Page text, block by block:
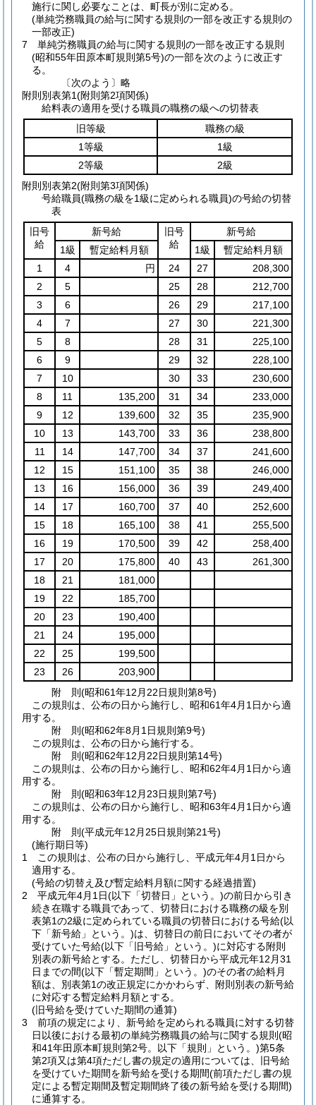
施行に関し必要なことは、町長が別に定める。
(単純労務職員の給与に関する規則の一部を改正する規則の
一部改正)
7
単純労務職員の給与に関する規則の一部を改正する規則
(昭和55年田原本町規則第5号)の一部を次のように改正す
る。
〔次のよう〕略
附則別表第1(附則第2項関係)
給料表の適用を受ける職員の職務の級への切替表
旧等級
職務の級
1等級
1級
2等級
2級
附則別表第2(附則第3項関係)
号給職員(職務の級を1級に定められる職員)の号給の切替
表
旧号
給
新号給
旧号
給
新号給
1級
暫定給料月額 1級
暫定給料月額
1
4 円 24 27
208,300
2
5 25 28
212,700
3
6 26 29
217,100
4
7 27 30
221,300
5
8 28 31
225,100
6
9 29 32
228,100
7
10 30 33
230,600
8
11 135,200 31 34
233,000
9
12 139,600 32 35
235,900
10
13 143,700 33 36
238,800
11
14 147,700 34 37
241,600
12
15 151,100 35 38
246,000
13
16 156,000 36 39
249,400
14
17 160,700 37 40
252,600
15
18 165,100 38 41
255,500
16
19 170,500 39 42
258,400
17
20 175,800 40 43
261,300
18
21
181,000
19
22
185,700
20
23
190,400
21
24
195,000
22
25
199,500
23
26
203,900
附 則(昭和61年12月22日規則第8号)
この規則は、公布の日から施行し、昭和61年4月1日から適
用する。
附 則(昭和62年8月1日規則第9号)
この規則は、公布の日から施行する。
附 則(昭和62年12月22日規則第14号)
この規則は、公布の日から施行し、昭和62年4月1日から適
用する。
附 則(昭和63年12月23日規則第7号)
この規則は、公布の日から施行し、昭和63年4月1日から適
用する。
附 則(平成元年12月25日規則第21号)
(施行期日等)
1
この規則は、公布の日から施行し、平成元年4月1日から
適用する。
(号給の切替え及び暫定給料月額に関する経過措置)
2
平成元年4月1日(以下「切替日」という。)の前日から引き
続き在職する職員であって、切替日における職務の級を別
表第1の2級に定められている職員の切替日における号給(以
下「新号給」という。)は、切替日の前日においてその者が
受けていた号給(以下「旧号給」という。)に対応する附則
別表の新号給とする。 ただし、切替日から平成元年12月31
日までの間(以下「暫定期間」という。)のその者の給料月
額は、別表第1の改正規定にかかわらず、附則別表の新号給
に対応する暫定給料月額とする。
(旧号給を受けていた期間の通算)
3
前項の規定により、新号給を定められる職員に対する切替
日以後における最初の単純労務職員の給与に関する規則 (昭
和41年田原本町規則第2号。以下「規則」という。)第5条
第2項又は第4項ただし書の規定の適用については、旧号給
を受けていた期間を新号給を受ける期間(前項ただし書の規
定による暫定期間及暫定期間終了後の新号給を受ける期間)
に通算する。